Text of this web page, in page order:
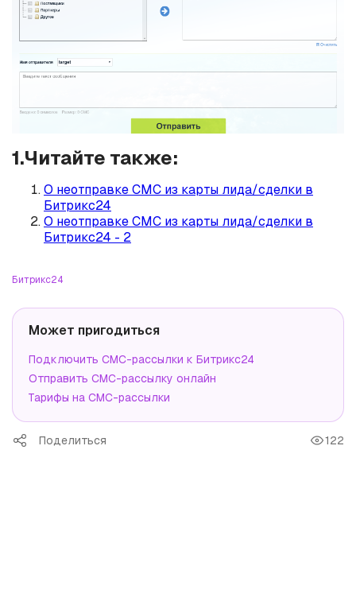
1.Читайте также:
О неотправке СМС из карты лида/сделки в
Битрикс24
О неотправке СМС из карты лида/сделки в
Битрикс24 - 2
Битрикс24
Может пригодиться
Подключить СМС-рассылки к Битрикс24
Отправить СМС-рассылку онлайн
Тарифы на СМС-рассылки
Поделиться 122